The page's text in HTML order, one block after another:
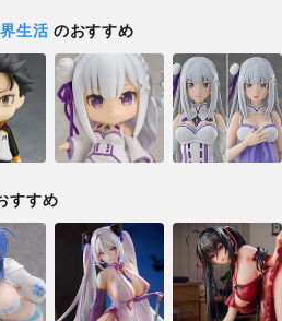
生活 のおすすめ
すすめ